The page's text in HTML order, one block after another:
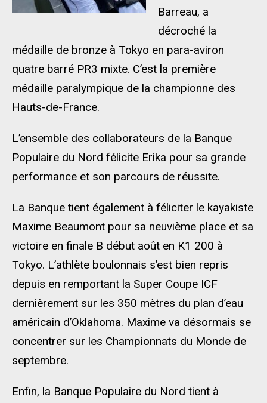
Barreau, a
décroché la
médaille de bronze à Tokyo en para-aviron
quatre barré PR3 mixte. C’est la première
médaille paralympique de la championne des
Hauts-de-France.
L’ensemble des collaborateurs de la Banque
Populaire du Nord félicite Erika pour sa grande
performance et son parcours de réussite.
La Banque tient également à féliciter le kayakiste
Maxime Beaumont pour sa neuvième place et sa
victoire en finale B début août en K1 200 à
Tokyo. L’athlète boulonnais s’est bien repris
depuis en remportant la Super Coupe ICF
dernièrement sur les 350 mètres du plan d’eau
américain d’Oklahoma. Maxime va désormais se
concentrer sur les Championnats du Monde de
septembre.
Enfin, la Banque Populaire du Nord tient à